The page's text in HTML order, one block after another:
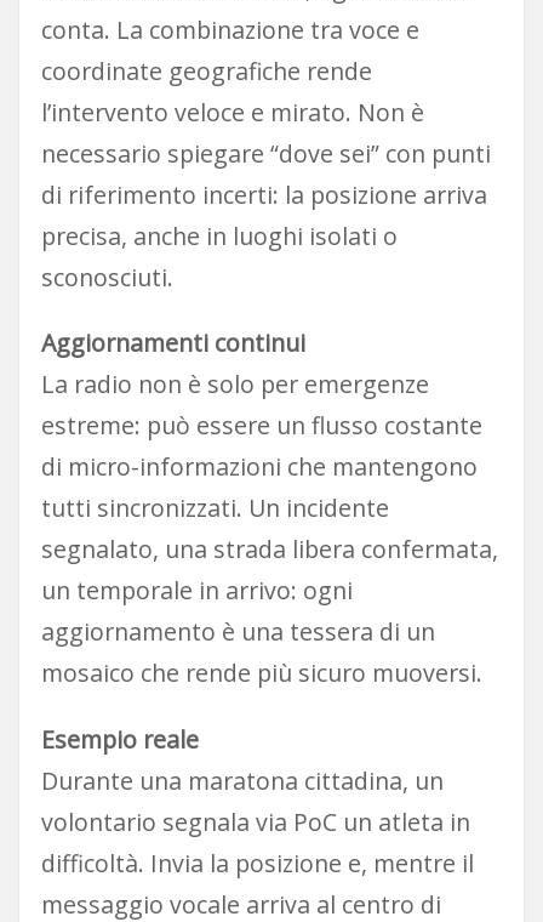
conta. La combinazione tra voce e
coordinate geografiche rende
l’intervento veloce e mirato. Non è
necessario spiegare “dove sei” con punti
di riferimento incerti: la posizione arriva
precisa, anche in luoghi isolati o
sconosciuti.
Aggiornamenti continui
La radio non è solo per emergenze
estreme: può essere un flusso costante
di micro-informazioni che mantengono
tutti sincronizzati. Un incidente
segnalato, una strada libera confermata,
un temporale in arrivo: ogni
aggiornamento è una tessera di un
mosaico che rende più sicuro muoversi.
Esempio reale
Durante una maratona cittadina, un
volontario segnala via PoC un atleta in
difficoltà. Invia la posizione e, mentre il
messaggio vocale arriva al centro di